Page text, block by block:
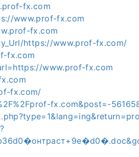
fx.com
www.prof-fx.com
fx.com
https://www.prof-fx.com/
fx.com
www.prof-fx.com
fx.com/
fx.com&post=-